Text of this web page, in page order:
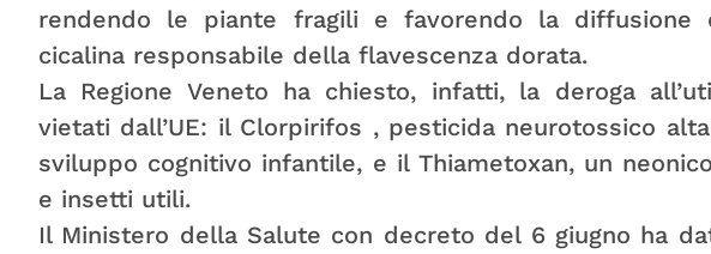
rendendo le piante fragili e favorendo la diffusione
cicalina responsabile della flavescenza dorata.
La Regione Veneto ha chiesto, infatti, la deroga
vietati dall’UE: il Clorpirifos , pesticida neurotossico
sviluppo cognitivo infantile, e il Thiametoxan, un
e insetti utili.
Il Ministero della Salute con decreto del 6 giugno ha